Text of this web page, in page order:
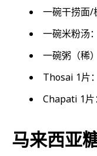
一碗干捞面/
一碗米粉汤
一碗粥（稀
Thosai 1片
Chapati 1片
马来西亚